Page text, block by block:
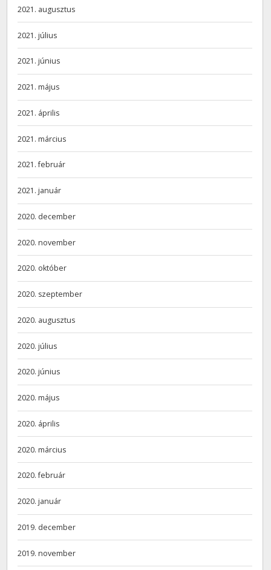
2021. augusztus
2021. július
2021. június
2021. május
2021. április
2021. március
2021. február
2021. január
2020. december
2020. november
2020. október
2020. szeptember
2020. augusztus
2020. július
2020. június
2020. május
2020. április
2020. március
2020. február
2020. január
2019. december
2019. november